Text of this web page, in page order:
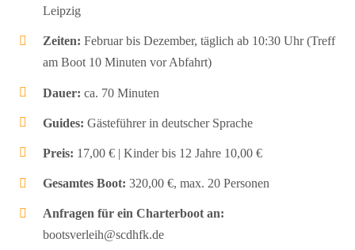
Leipzig
Zeiten: Februar bis Dezember, täglich ab 10:30 Uhr (Treff
am Boot 10 Minuten vor Abfahrt)
Dauer: ca. 70 Minuten
Guides: Gästeführer in deutscher Sprache
Preis: 17,00 € | Kinder bis 12 Jahre 10,00 €
Gesamtes Boot: 320,00 €, max. 20 Personen
Anfragen für ein Charterboot an:
bootsverleih@scdhfk.de